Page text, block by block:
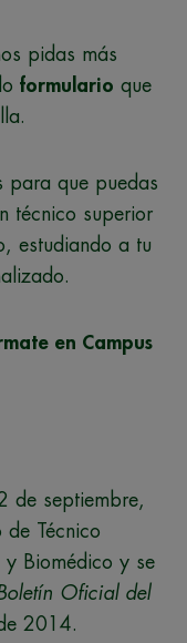
pidas más
formulario que
para que puedas
técnico superior
estudiando a tu
en Campus
septiembre,
Técnico
y Biomédico y se
Oficial del
2014.